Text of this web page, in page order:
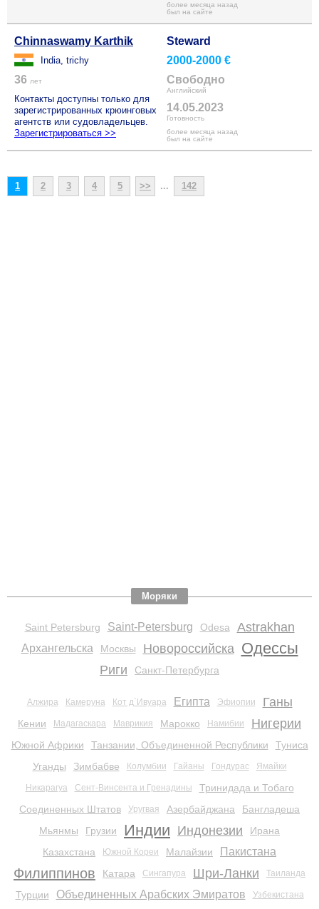
более месяца назад
был на сайте
Chinnaswamy Karthik
India, trichy
36 лет
Контакты доступны только для
зарегистрированных крюинговых
агентств или судовладельцев.
Зарегистрироваться >>
Steward
2000-2000 €
Свободно
Английский
14.05.2023
Готовность
более месяца назад
был на сайте
1 2 3 4 5 >> ... 142
Моряки
Saint Petersburg Saint-Petersburg Odesa Astrakhan
Архангельска Москвы Новороссийска Одессы
Риги Санкт-Петербурга
Алжира Камеруна Кот д`Ивуара Египта Эфиопии Ганы
Кении Мадагаскара Маврикия Марокко Намибии Нигерии
Южной Африки Танзании, Объединенной Республики
Туниса
Уганды
Зимбабве Колумбии Гайаны Гондурас Ямайки
Никарагуа Сент-Винсента и Гренадины
Тринидада и Тобаго
Соединенных Штатов
Уругвая Азербайджана
Бангладеша
Мьянмы
Грузии Индии Индонезии
Ирана
Казахстана
Южной Кореи Малайзии Пакистана
Филиппинов Катара Сингапура Шри-Ланки Таиланда
Турции Объединенных Арабских Эмиратов Узбекистана